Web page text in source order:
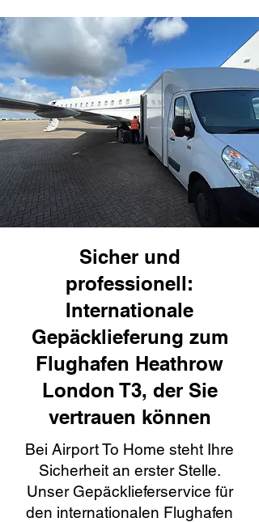
Sicher und
professionell:
Internationale
Gepäcklieferung zum
Flughafen Heathrow
London T3, der Sie
vertrauen können
Bei Airport To Home steht Ihre
Sicherheit an erster Stelle.
Unser Gepäcklieferservice für
den internationalen Flughafen